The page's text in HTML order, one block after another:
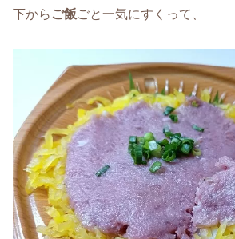
下から ご飯ごと一気にすくって、